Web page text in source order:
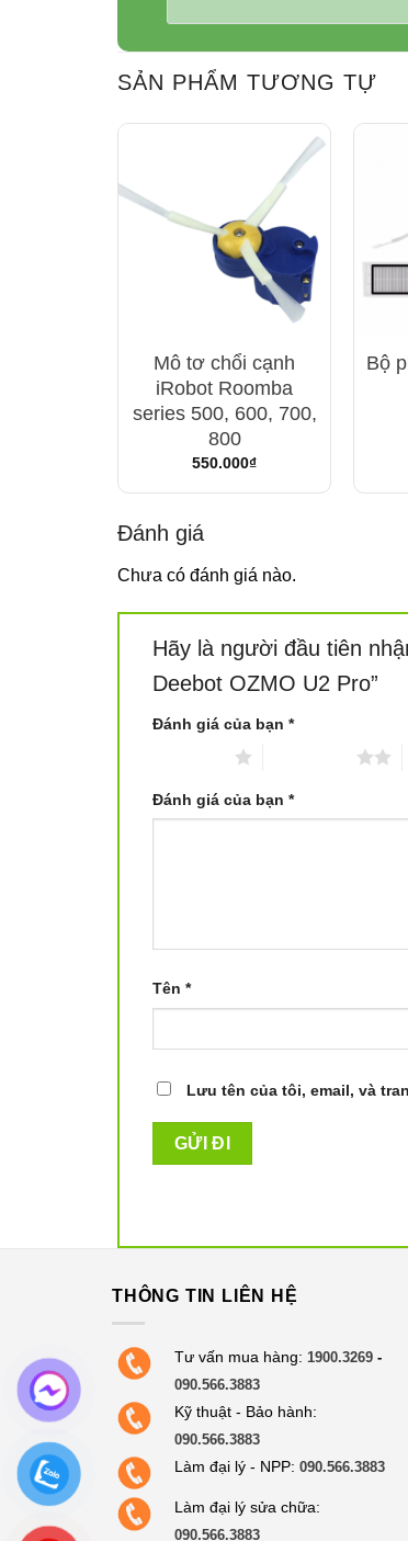
SẢN PHẨM TƯƠNG TỰ
Mô tơ chổi cạnh
iRobot Roomba
series 500, 600, 700,
800
550.000₫
Bộ
Đánh giá
Chưa có đánh giá nào.
Hãy là người đầu tiên
Deebot OZMO U2 Pro”
Đánh giá của bạn *
Đánh giá của bạn *
Tên *
Lưu tên của tôi, email, và
THÔNG TIN LIÊN HỆ
Tư vấn mua hàng: 1900.3269 -
090.566.3883
Kỹ thuật - Bảo hành:
090.566.3883
Làm đại lý - NPP: 090.566.3883
Làm đại lý sửa chữa:
090.566.3883